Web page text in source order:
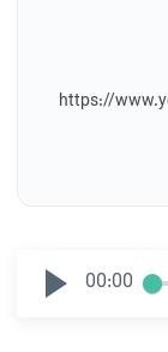
https://
00:00